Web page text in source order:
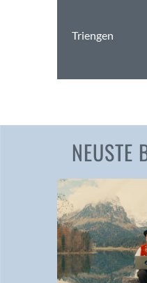
Triengen
NEUSTE